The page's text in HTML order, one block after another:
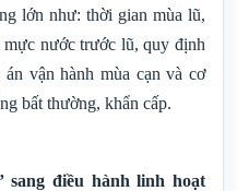
lớn như: thời gian mùa lũ,
nước trước lũ, quy định
vận hành mùa cạn và cơ
bất thường, khẩn cấp.
sang điều hành linh hoạt